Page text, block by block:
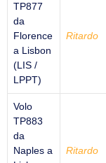
TP877
da
Florence
a Lisbon
(LIS /
LPPT)
Ritardo
Volo
TP883
da
Naples a
Ritardo